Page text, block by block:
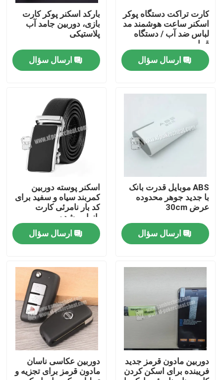
خونه
محصولات
درباره ما
اخبار
درخواست نقل قول
کارت بازی های نامرئی
کارت تراکت دستگاه پوکر
اسکنر ساعت هوشمند مد
لباس ضد آب / دستگاه
قمار
ارسال سؤال
بارکد اسکنر پوکر کارت
بازی، دوربین جامد آب
پلاستیکی
ارسال سؤال
ABS موبایل قدرت بانک
با جدید جوهر محدوده
عرض 30cm
ارسال سؤال
اسکنر پوسته دوربین
کمربند سیاه و سفید برای
کد بار نامرئی کارت
بازیابی شده
ارسال سؤال
دوربین مادون قرمز جدید
فریبنده برای اسکن کردن
دوربین عکاسی ناسان
مادون قرمز برای تجزیه و